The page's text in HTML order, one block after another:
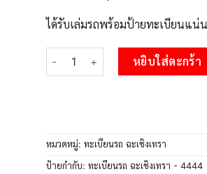
ได้รับเล่มรถพร้อมป้ายทะเบียนแน่
จำนวน 2.OKdee ป้ายทะเบียนรถ ก
หยิบใส่ตะกร้า
หมวดหมู่: ทะเบียนรถ ฉะเชิงเทรา
ป้ายกำกับ: ทะเบียนรถ ฉะเชิงเทรา - 4444